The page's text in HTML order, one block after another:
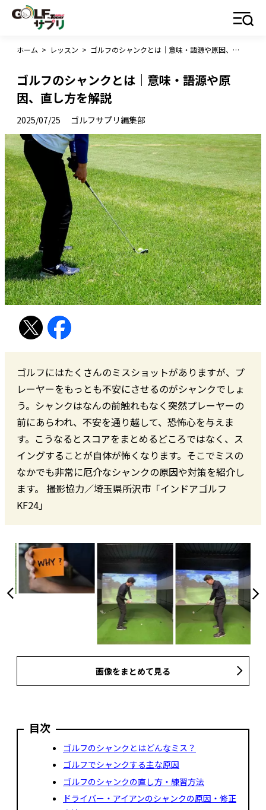
ホーム > レッスン > ゴルフのシャンクとは｜意味・語源や原因、直し方を解説
ゴルフのシャンクとは｜意味・語源や原
因、直し方を解説
2025/07/25 ゴルフサプリ編集部
ゴルフにはたくさんのミスショットがありますが、プ
レーヤーをもっとも不安にさせるのがシャンクでしょ
う。シャンクはなんの前触れもなく突然プレーヤーの
前にあらわれ、不安を通り越して、恐怖心を与えま
す。こうなるとスコアをまとめるどころではなく、ス
イングすることが自体が怖くなります。そこでミスの
なかでも非常に厄介なシャンクの原因や対策を紹介し
ます。 撮影協力／埼玉県所沢市「インドアゴルフ
KF24」
画像をまとめて見る
目次
ゴルフのシャンクとはどんなミス？
ゴルフでシャンクする主な原因
ゴルフのシャンクの直し方・練習方法
ドライバー・アイアンのシャンクの原因・修正